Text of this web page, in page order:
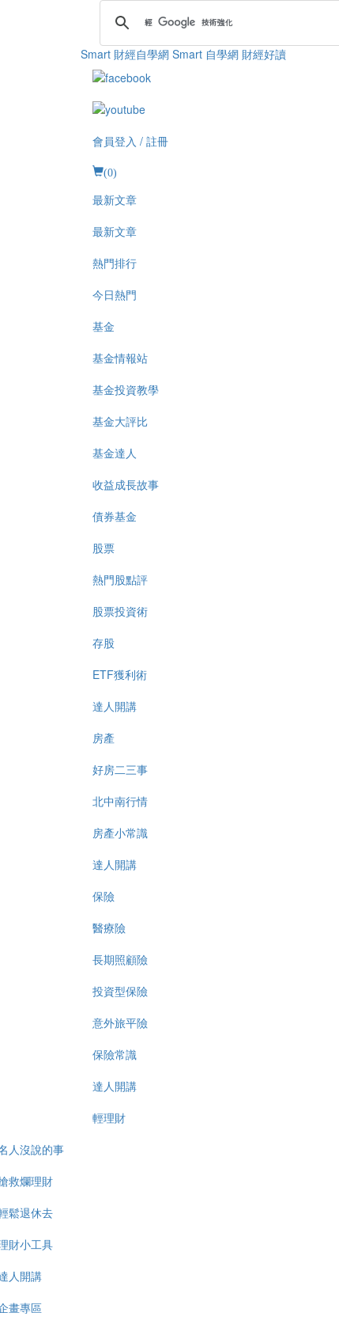
Smart 財經自學網 Smart 自學網 財經好讀
會員登入 / 註冊
(0)
最新文章
最新文章
熱門排行
今日熱門
基金
基金情報站
基金投資教學
基金大評比
基金達人
收益成長故事
債券基金
股票
熱門股點評
股票投資術
存股
ETF獲利術
達人開講
房產
好房二三事
北中南行情
房產小常識
達人開講
保險
醫療險
長期照顧險
投資型保險
意外旅平險
保險常識
達人開講
輕理財
人沒說的事
救爛理財
鬆退休去
財小工具
人開講
畫專區